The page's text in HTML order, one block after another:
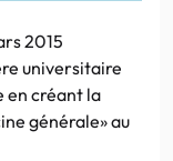
2015
universitaire
en créant la
générale» au